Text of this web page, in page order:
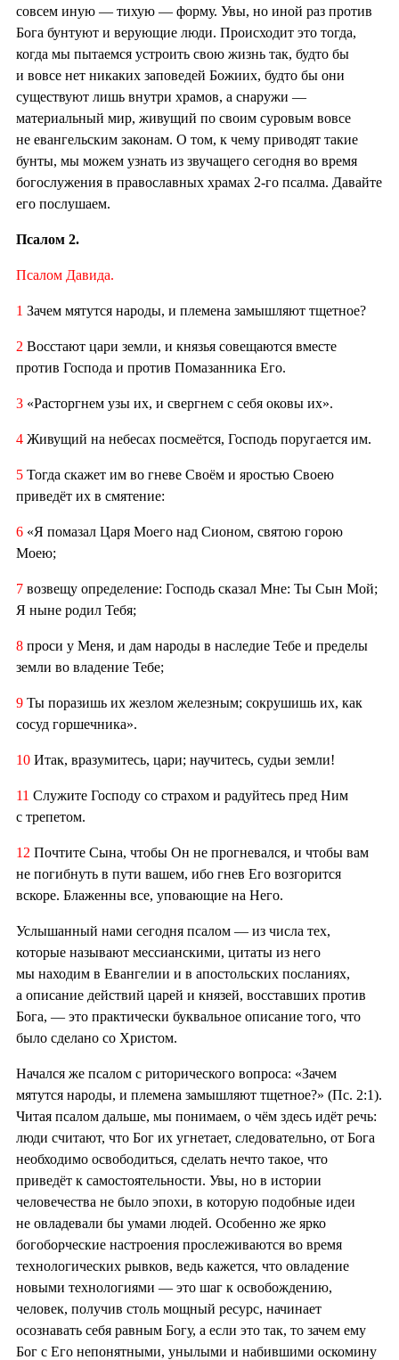
совсем иную — тихую — форму. Увы, но иной раз против
Бога бунтуют и верующие люди. Происходит это тогда,
когда мы пытаемся устроить свою жизнь так, будто бы
и вовсе нет никаких заповедей Божиих, будто бы они
существуют лишь внутри храмов, а снаружи —
материальный мир, живущий по своим суровым вовсе
не евангельским законам. О том, к чему приводят такие
бунты, мы можем узнать из звучащего сегодня во время
богослужения в православных храмах 2-го псалма. Давайте
его послушаем.
Псалом 2.
Псалом Давида.
1 Зачем мятутся народы, и племена замышляют тщетное?
2 Восстают цари земли, и князья совещаются вместе
против Господа и против Помазанника Его.
3 «Расторгнем узы их, и свергнем с себя оковы их».
4 Живущий на небесах посмеётся, Господь поругается им.
5 Тогда скажет им во гневе Своём и яростью Своею
приведёт их в смятение:
6 «Я помазал Царя Моего над Сионом, святою горою
Моею;
7 возвещу определение: Господь сказал Мне: Ты Сын Мой;
Я ныне родил Тебя;
8 проси у Меня, и дам народы в наследие Тебе и пределы
земли во владение Тебе;
9 Ты поразишь их жезлом железным; сокрушишь их, как
сосуд горшечника».
10 Итак, вразумитесь, цари; научитесь, судьи земли!
11 Служите Господу со страхом и радуйтесь пред Ним
с трепетом.
12 Почтите Сына, чтобы Он не прогневался, и чтобы вам
не погибнуть в пути вашем, ибо гнев Его возгорится
вскоре. Блаженны все, уповающие на Него.
Услышанный нами сегодня псалом — из числа тех,
которые называют мессианскими, цитаты из него
мы находим в Евангелии и в апостольских посланиях,
а описание действий царей и князей, восставших против
Бога, — это практически буквальное описание того, что
было сделано со Христом.
Начался же псалом с риторического вопроса: «Зачем
мятутся народы, и племена замышляют тщетное?» (Пс. 2:1).
Читая псалом дальше, мы понимаем, о чём здесь идёт речь:
люди считают, что Бог их угнетает, следовательно, от Бога
необходимо освободиться, сделать нечто такое, что
приведёт к самостоятельности. Увы, но в истории
человечества не было эпохи, в которую подобные идеи
не овладевали бы умами людей. Особенно же ярко
богоборческие настроения прослеживаются во время
технологических рывков, ведь кажется, что овладение
новыми технологиями — это шаг к освобождению,
человек, получив столь мощный ресурс, начинает
осознавать себя равным Богу, а если это так, то зачем ему
Бог с Его непонятными, унылыми и набившими оскомину